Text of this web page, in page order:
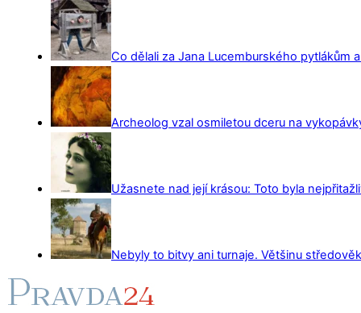
Co dělali za Jana Lucemburského pytlákům
Archeolog vzal osmiletou dceru na
Užasnete nad její krásou: Toto byla
Nebyly to bitvy ani turnaje. Většinu